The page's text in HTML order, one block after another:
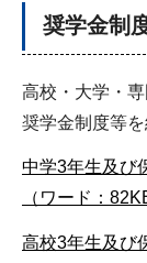
奨学金制
高校・大学・
奨学金制度等を
中学3年生及び
（ワード：
高校3年生及び